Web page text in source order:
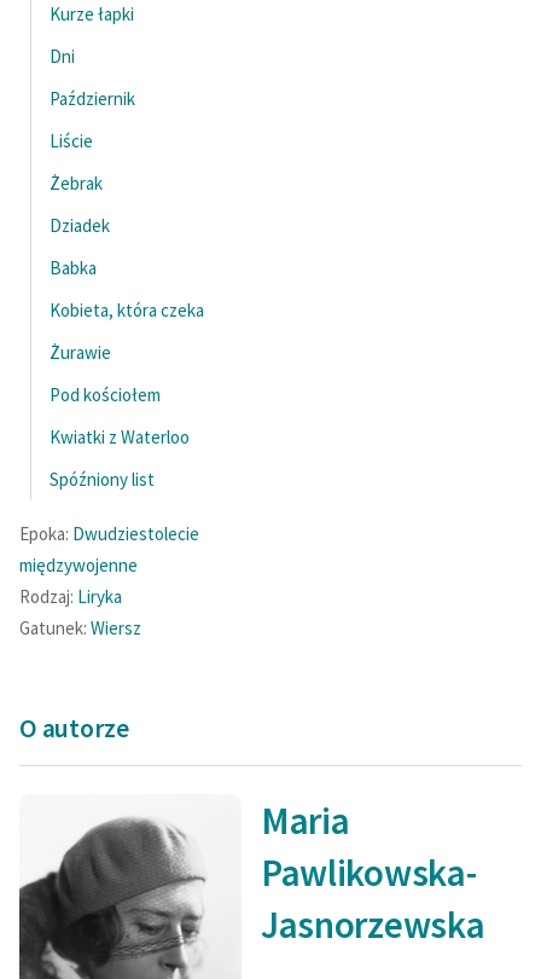
Kurze łapki
Dni
Październik
Liście
Żebrak
Dziadek
Babka
Kobieta, która czeka
Żurawie
Pod kościołem
Kwiatki z Waterloo
Spóźniony list
Epoka: Dwudziestolecie
międzywojenne
Rodzaj: Liryka
Gatunek: Wiersz
O autorze
Maria
Pawlikowska-
Jasnorzewska